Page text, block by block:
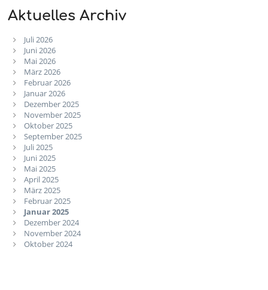
Aktuelles Archiv
Juli 2026
Juni 2026
Mai 2026
März 2026
Februar 2026
Januar 2026
Dezember 2025
November 2025
Oktober 2025
September 2025
Juli 2025
Juni 2025
Mai 2025
April 2025
März 2025
Februar 2025
Januar 2025
Dezember 2024
November 2024
Oktober 2024